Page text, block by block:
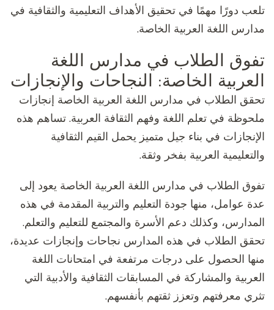
تلعب دورًا مهمًا في تحقيق الأهداف التعليمية والثقافية في
مدارس اللغة العربية الخاصة.
تفوق الطلاب في مدارس اللغة
العربية الخاصة: النجاحات والإنجازات
تحقق الطلاب في مدارس اللغة العربية الخاصة إنجازات
ملحوظة في تعلم اللغة وفهم الثقافة العربية. تساهم هذه
الإنجازات في بناء جيل متميز يحمل القيم الثقافية
والتعليمية العربية بفخر وثقة.
تفوق الطلاب في مدارس اللغة العربية الخاصة يعود إلى
عدة عوامل، منها جودة التعليم والتربية المقدمة في هذه
المدارس، وكذلك دعم الأسرة والمجتمع للتعليم والتعلم.
تحقق الطلاب في هذه المدارس نجاحات وإنجازات عديدة،
منها الحصول على درجات مرتفعة في امتحانات اللغة
العربية والمشاركة في المسابقات الثقافية والأدبية التي
تثري معرفتهم وتعزز ثقتهم بأنفسهم.